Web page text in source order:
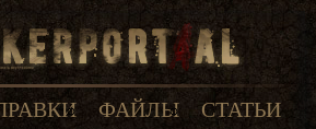
ФАЙЛЫ
СТАТЬИ